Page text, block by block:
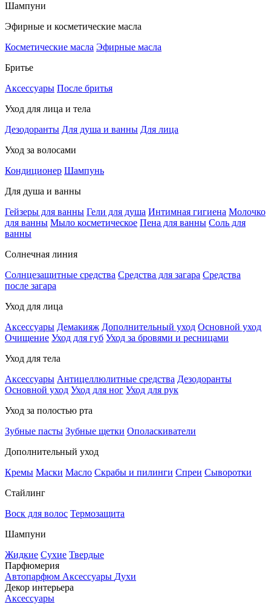
Шампуни
Эфирные и косметические масла
Косметические масла Эфирные масла
Бритье
Аксессуары После бритья
Уход для лица и тела
Дезодоранты Для душа и ванны Для лица
Уход за волосами
Кондиционер Шампунь
Для душа и ванны
Гейзеры для ванны Гели для душа Интимная гигиена Молочко
для ванны Мыло косметическое Пена для ванны Соль для
ванны
Солнечная линия
Солнцезащитные средства Средства для загара Средства
после загара
Уход для лица
Аксессуары Демакияж Дополнительный уход Основной уход
Очищение Уход для губ Уход за бровями и ресницами
Уход для тела
Аксессуары Антицеллюлитные средства Дезодоранты
Основной уход Уход для ног Уход для рук
Уход за полостью рта
Зубные пасты Зубные щетки Ополаскиватели
Дополнительный уход
Кремы Маски Масло Скрабы и пилинги Спреи Сыворотки
Стайлинг
Воск для волос Термозащита
Шампуни
Жидкие Сухие Твердые
Парфюмерия
Автопарфюм Аксессуары Духи
Декор интерьера
Аксессуары